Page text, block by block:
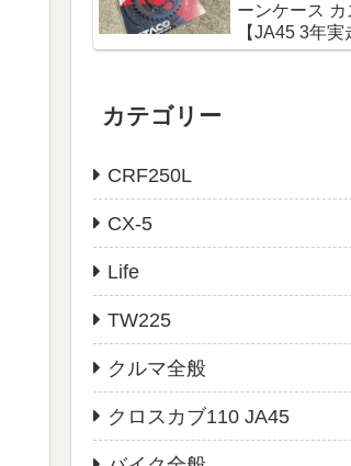
ーンケース
【JA45 3年
錯誤レビュー
カテゴリー
CRF250L
CX-5
Life
TW225
クルマ全般
クロスカブ110 JA45